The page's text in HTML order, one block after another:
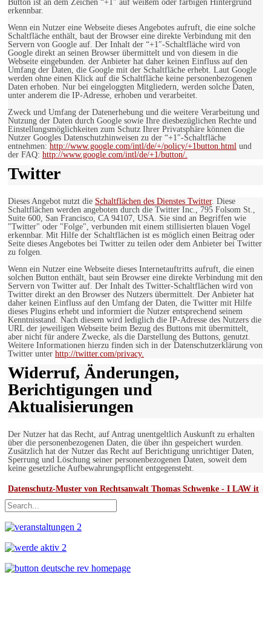
Button ist an dem Zeichen “+1″ auf weißem oder farbigen Hintergrund
erkennbar.
Wenn ein Nutzer eine Webseite dieses Angebotes aufruft, die eine solche
Schaltfläche enthält, baut der Browser eine direkte Verbindung mit den
Servern von Google auf. Der Inhalt der “+1″-Schaltfläche wird von
Google direkt an seinen Browser übermittelt und von diesem in die
Webseite eingebunden. der Anbieter hat daher keinen Einfluss auf den
Umfang der Daten, die Google mit der Schaltfläche erhebt. Laut Google
werden ohne einen Klick auf die Schaltfläche keine personenbezogenen
Daten erhoben. Nur bei eingeloggten Mitgliedern, werden solche Daten,
unter anderem die IP-Adresse, erhoben und verarbeitet.
Zweck und Umfang der Datenerhebung und die weitere Verarbeitung und
Nutzung der Daten durch Google sowie Ihre diesbezüglichen Rechte und
Einstellungsmöglichkeiten zum Schutz Ihrer Privatsphäre können die
Nutzer Googles Datenschutzhinweisen zu der “+1″-Schaltfläche
entnehmen: http://www.google.com/intl/de/+/policy/+1button.html und
der FAQ: http://www.google.com/intl/de/+1/button/.
Twitter
Dieses Angebot nutzt die Schaltflächen des Dienstes Twitter. Diese
Schaltflächen werden angeboten durch die Twitter Inc., 795 Folsom St.,
Suite 600, San Francisco, CA 94107, USA. Sie sind an Begriffen wie
"Twitter" oder "Folge", verbunden mit einem stillisierten blauen Vogel
erkennbar. Mit Hilfe der Schaltflächen ist es möglich einen Beitrag oder
Seite dieses Angebotes bei Twitter zu teilen oder dem Anbieter bei Twitter
zu folgen.
Wenn ein Nutzer eine Webseite dieses Internetauftritts aufruft, die einen
solchen Button enthält, baut sein Browser eine direkte Verbindung mit den
Servern von Twitter auf. Der Inhalt des Twitter-Schaltflächen wird von
Twitter direkt an den Browser des Nutzers übermittelt. Der Anbieter hat
daher keinen Einfluss auf den Umfang der Daten, die Twitter mit Hilfe
dieses Plugins erhebt und informiert die Nutzer entsprechend seinem
Kenntnisstand. Nach diesem wird lediglich die IP-Adresse des Nutzers die
URL der jeweiligen Webseite beim Bezug des Buttons mit übermittelt,
aber nicht für andere Zwecke, als die Darstellung des Buttons, genutzt.
Weitere Informationen hierzu finden sich in der Datenschutzerklärung von
Twitter unter http://twitter.com/privacy.
Widerruf, Änderungen,
Berichtigungen und
Aktualisierungen
Der Nutzer hat das Recht, auf Antrag unentgeltlich Auskunft zu erhalten
über die personenbezogenen Daten, die über ihn gespeichert wurden.
Zusätzlich hat der Nutzer das Recht auf Berichtigung unrichtiger Daten,
Sperrung und Löschung seiner personenbezogenen Daten, soweit dem
keine gesetzliche Aufbewahrungspflicht entgegensteht.
Datenschutz-Muster von Rechtsanwalt Thomas Schwenke - I LAW it